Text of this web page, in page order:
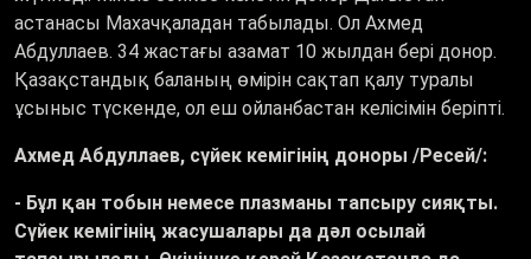
астанасы Махачқаладан табылады. Ол Ахмед
Абдуллаев. 34 жастағы азамат 10 жылдан бері донор.
Қазақстандық баланың өмірін сақтап қалу туралы
ұсыныс түскенде, ол еш ойланбастан келісімін беріпті.
Ахмед Абдуллаев, сүйек кемігінің доноры /Ресей/:
- Бұл қан тобын немесе плазманы тапсыру сияқты.
Сүйек кемігінің жасушалары да дәл осылай